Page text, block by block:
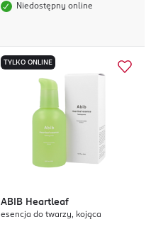
Niedostępny online
TYLKO ONLINE
ABIB Heartleaf
esencja do twarzy, kojąca